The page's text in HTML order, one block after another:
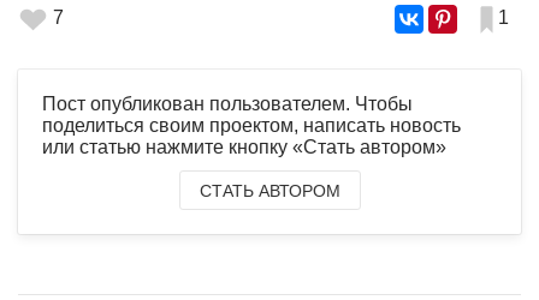
7 1
Пост опубликован пользователем. Чтобы
поделиться своим проектом, написать новость
или статью нажмите кнопку «Стать автором»
СТАТЬ АВТОРОМ